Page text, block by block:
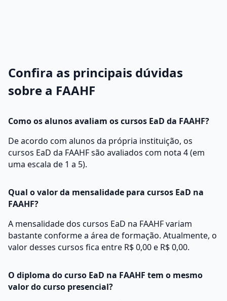
Confira as principais dúvidas
sobre a FAAHF
Como os alunos avaliam os cursos EaD da FAAHF?
De acordo com alunos da própria instituição, os
cursos EaD da FAAHF são avaliados com nota 4 (em
uma escala de 1 a 5).
Qual o valor da mensalidade para cursos EaD na
FAAHF?
A mensalidade dos cursos EaD na FAAHF variam
bastante conforme a área de formação. Atualmente, o
valor desses cursos fica entre R$ 0,00 e R$ 0,00.
O diploma do curso EaD na FAAHF tem o mesmo
valor do curso presencial?